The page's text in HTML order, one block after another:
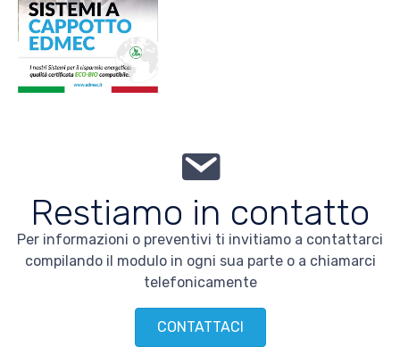
Restiamo in contatto
Per informazioni o preventivi ti invitiamo a contattarci
compilando il modulo in ogni sua parte o a chiamarci
telefonicamente
CONTATTACI